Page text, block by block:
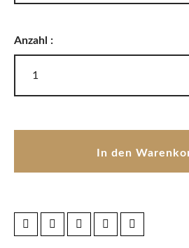
Anzahl :
In den